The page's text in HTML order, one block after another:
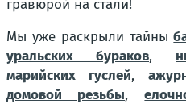
гравюрой на стали!
Мы уже раскрыли тайны
уральских бураков,
марийских гуслей,
домовой резьбы,